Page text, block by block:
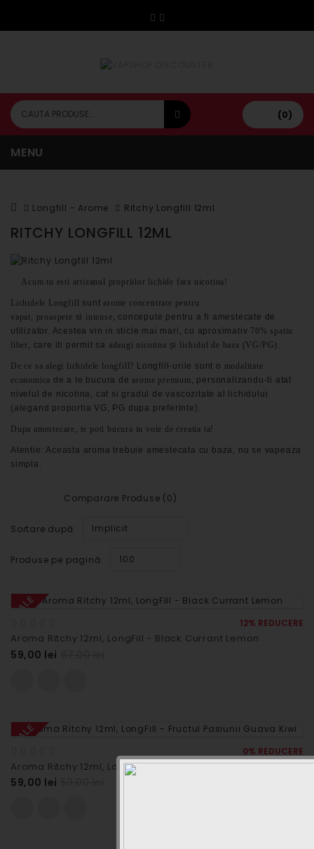
(0)
MENU
Longfill - Arome Ritchy Longfill 12ml
RITCHY LONGFILL 12ML
Acum tu esti artizanul propriilor lichide fara nicotina!
Lichidele Longfill sunt arome concentrate pentru
vapat, proaspete si intense, concepute pentru a fi amestecate de
utilizator. Acestea vin in sticle mai mari, cu aproximativ 70% spatiu
liber, care iti permit sa adaugi nicotina și lichidul de baza (VG/PG) .
De ce sa alegi lichidele longfill? Longfill-urile sunt o modalitate
economica de a te bucura de arome premium, personalizandu-ti atat
nivelul de nicotina, cat si gradul de vascozitate al lichidului
(alegand proportia VG, PG dupa preferinte).
Dupa amestecare, te poti bucura in voie de creatia ta!
Atentie: Aceasta aroma trebuie amestecata cu baza, nu se vapeaza
simpla.
Comparare Produse (0)
Sortare după: Implicit
Produse pe pagină: 100
SALE
12% REDUCERE
Aroma Ritchy 12ml, LongFill - Black Currant Lemon
59,00 lei
SALE
0% REDUCERE
Aroma Ritchy 12ml, LongFill - Fructul Pasiunii Guava Kiwi
59,00 lei